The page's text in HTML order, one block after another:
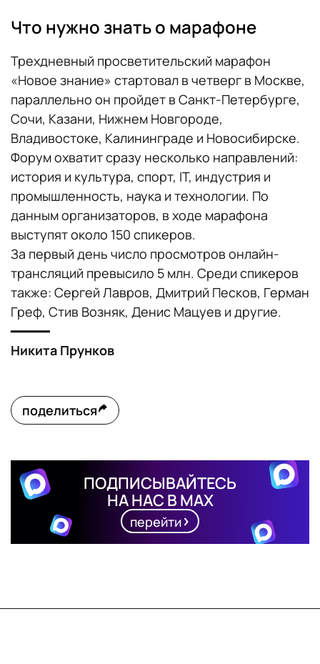
Что нужно знать о марафоне
Трехдневный просветительский марафон
«Новое знание» стартовал в четверг в Москве,
параллельно он пройдет в Санкт-Петербурге,
Сочи, Казани, Нижнем Новгороде,
Владивостоке, Калининграде и Новосибирске.
Форум охватит сразу несколько направлений:
история и культура, спорт, IT, индустрия и
промышленность, наука и технологии. По
данным организаторов, в ходе марафона
выступят около 150 спикеров.
За первый день число просмотров онлайн-
трансляций превысило 5 млн. Среди спикеров
также: Сергей Лавров, Дмитрий Песков, Герман
Греф, Стив Возняк, Денис Мацуев и другие.
━━━━━
Никита Прунков
поделиться
ПОДПИСЫВАЙТЕСЬ
НА НАС В MAX
перейти